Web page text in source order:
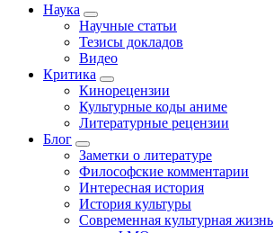
Наука
Научные статьи
Тезисы докладов
Видео
Критика
Кинорецензии
Культурные коды аниме
Литературные рецензии
Блог
Заметки о литературе
Философские комментарии
Интересная история
История культуры
Современная культурная жизнь